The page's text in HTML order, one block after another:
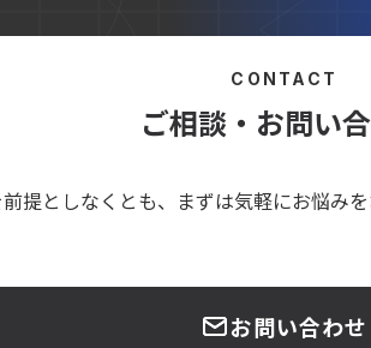
CONTACT
ご相談・お問い
提としなくとも、まずは気軽にお悩みを
お問い合わせ